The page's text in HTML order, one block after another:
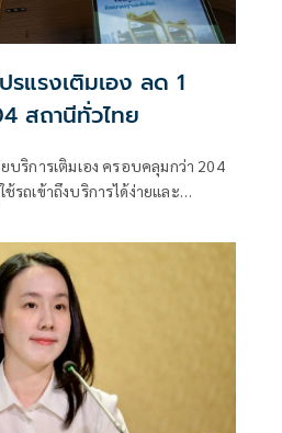
แรงเติมเอง ลด 1
สถานีทั่วไทย
ง ครอบคลุมกว่า 204
รถเข้าถึงบริการได้ง่ายและ